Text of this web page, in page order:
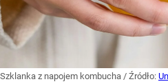
Szklanka z napojem kombucha / Źródło: